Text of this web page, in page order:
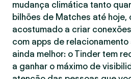
mudança climática tanto
bilhões de Matches até hoje,
acostumado a criar
com apps de
ainda melhor: o Tinder tem
a ganhar o máximo de